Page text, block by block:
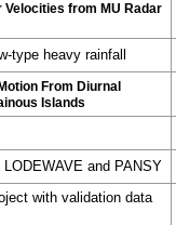
from MU Radar
type heavy rainfall
From Diurnal
Islands
and PANSY
with validation data